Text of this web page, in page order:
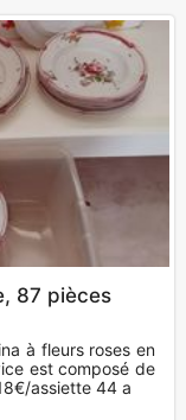
87 pièces
à fleurs roses en
est composé de
assiette 44 a